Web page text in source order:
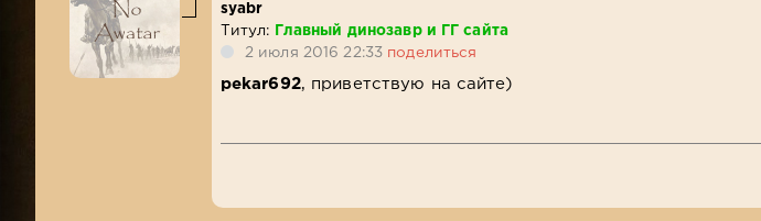
syabr
Титул:
Главный динозавр и ГГ сайта
2 июля 2016 22:33 поделиться
pekar692, приветствую на сайте)